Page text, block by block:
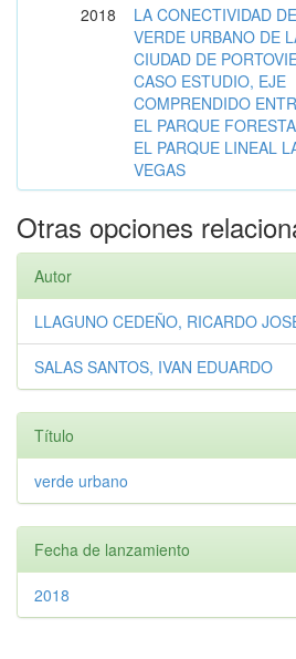
2018
LA CONECTIVIDAD
VERDE URBANO DE
CIUDAD DE
CASO ESTUDIO, EJE
COMPRENDIDO
EL PARQUE
EL PARQUE LINEAL
VEGAS
Otras opciones
Autor
LLAGUNO CEDEÑO, RICARDO
SALAS SANTOS, IVAN EDUARDO
Título
verde urbano
Fecha de lanzamiento
2018